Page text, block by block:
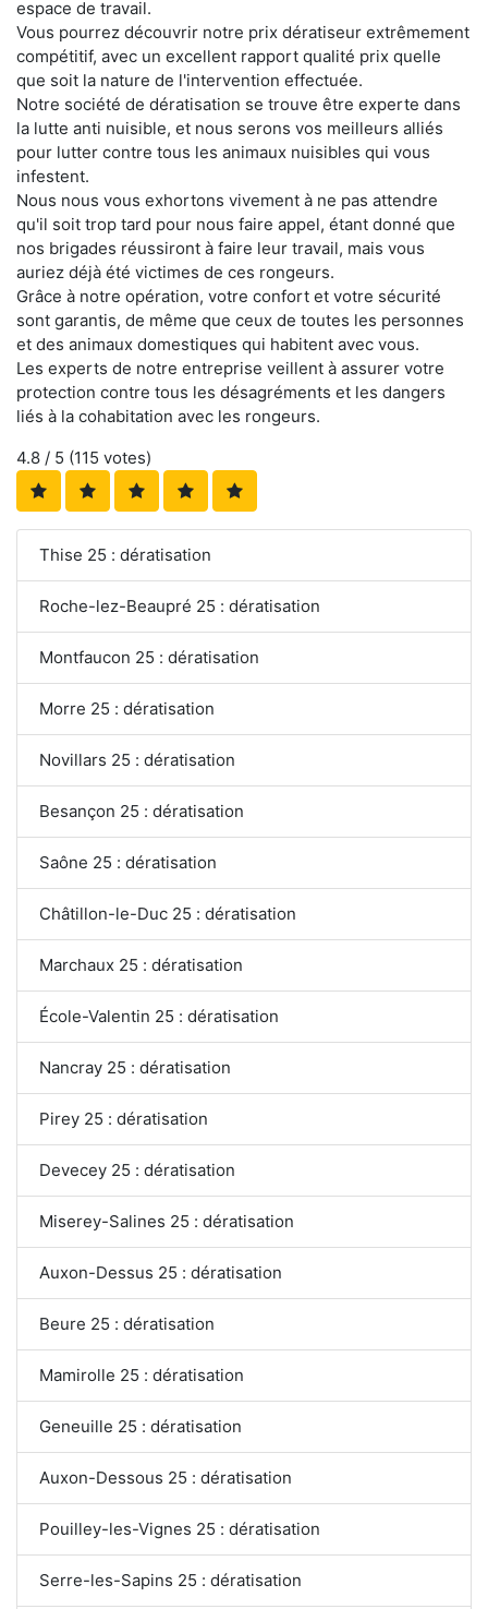
espace de travail.
Vous pourrez découvrir notre prix dératiseur extrêmement
compétitif, avec un excellent rapport qualité prix quelle
que soit la nature de l'intervention effectuée.
Notre société de dératisation se trouve être experte dans
la lutte anti nuisible, et nous serons vos meilleurs alliés
pour lutter contre tous les animaux nuisibles qui vous
infestent.
Nous nous vous exhortons vivement à ne pas attendre
qu'il soit trop tard pour nous faire appel, étant donné que
nos brigades réussiront à faire leur travail, mais vous
auriez déjà été victimes de ces rongeurs.
Grâce à notre opération, votre confort et votre sécurité
sont garantis, de même que ceux de toutes les personnes
et des animaux domestiques qui habitent avec vous.
Les experts de notre entreprise veillent à assurer votre
protection contre tous les désagréments et les dangers
liés à la cohabitation avec les rongeurs.
4.8 / 5 (115 votes)
Thise 25 : dératisation
Roche-lez-Beaupré 25 : dératisation
Montfaucon 25 : dératisation
Morre 25 : dératisation
Novillars 25 : dératisation
Besançon 25 : dératisation
Saône 25 : dératisation
Châtillon-le-Duc 25 : dératisation
Marchaux 25 : dératisation
École-Valentin 25 : dératisation
Nancray 25 : dératisation
Pirey 25 : dératisation
Devecey 25 : dératisation
Miserey-Salines 25 : dératisation
Auxon-Dessus 25 : dératisation
Beure 25 : dératisation
Mamirolle 25 : dératisation
Geneuille 25 : dératisation
Auxon-Dessous 25 : dératisation
Pouilley-les-Vignes 25 : dératisation
Serre-les-Sapins 25 : dératisation